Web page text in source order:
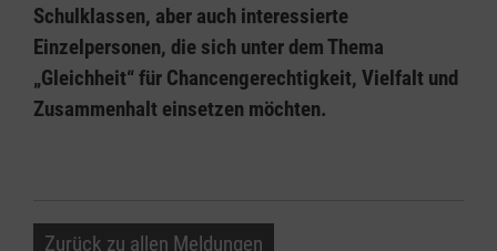
Schulklassen, aber auch interessierte
Einzelpersonen, die sich unter dem Thema
„Gleichheit“ für Chancengerechtigkeit, Vielfalt und
Zusammenhalt einsetzen möchten.
Zurück zu allen Meldungen